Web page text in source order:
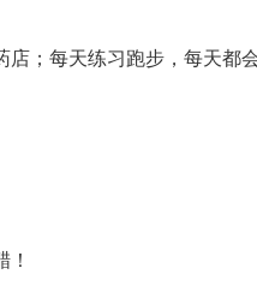
；每天练习跑步，每天都会